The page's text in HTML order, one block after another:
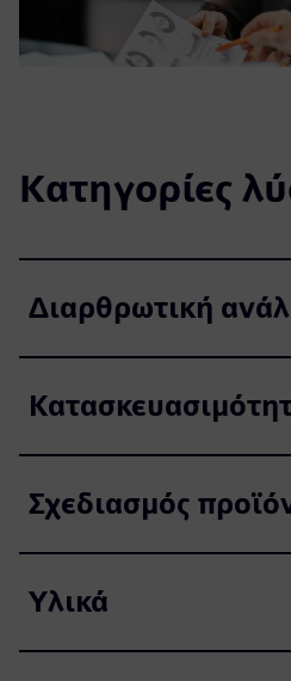
Κατηγορίες
Διαρθρωτική
Σχεδιασμός
Υλικά